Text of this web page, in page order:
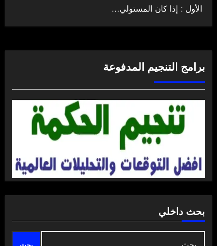
الأول : إذا كان المستولي…
برامج التنجيم المدفوعة
بحث داخلي